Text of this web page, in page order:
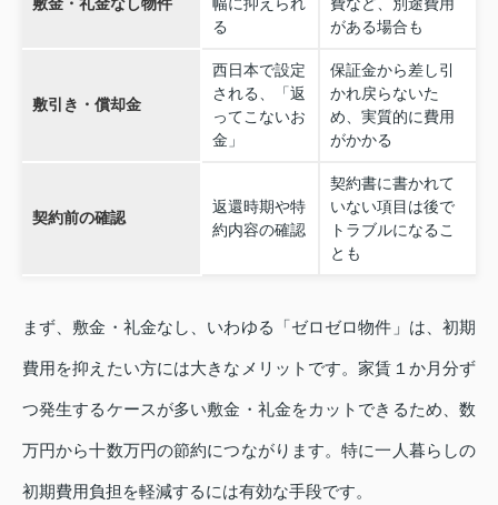
る
がある場合も
敷引き・償却金
西日本で設定
される、「返
ってこないお
金」
保証金から差し引
かれ戻らないた
め、実質的に費用
がかかる
契約前の確認
返還時期や特
約内容の確認
契約書に書かれて
いない項目は後で
トラブルになるこ
とも
まず、敷金・礼金なし、いわゆる「ゼロゼロ物件」は、初期
費用を抑えたい方には大きなメリットです。家賃１か月分ず
つ発生するケースが多い敷金・礼金をカットできるため、数
万円から十数万円の節約につながります。特に一人暮らしの
初期費用負担を軽減するには有効な手段です。